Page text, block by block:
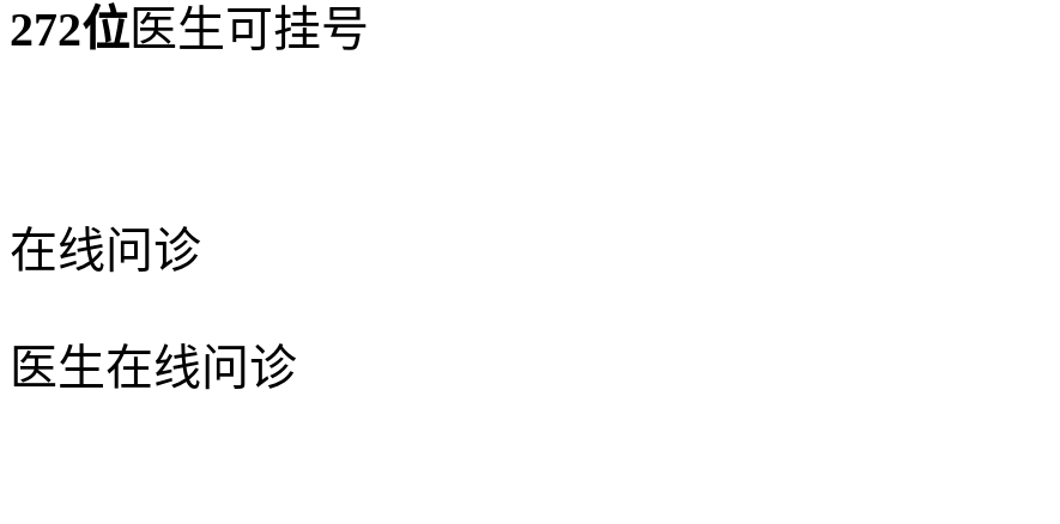
272位医生可挂号
在线问诊
医生在线问诊